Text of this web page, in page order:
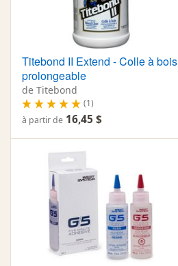
Titebond II Extend - Colle à bois
prolongeable
de Titebond
(1)
à partir de 16,45 $